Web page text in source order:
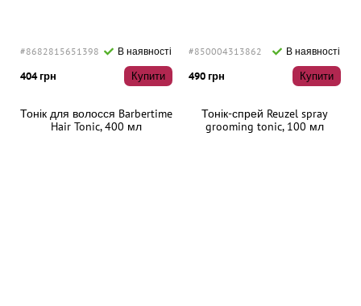
#8682815651398 В наявності
404 грн Купити
Тонік для волосся Barbertime
Hair Tonic, 400 мл
#850004313862 В наявності
490 грн Купити
Тонік-спрей Reuzel spray
grooming tonic, 100 мл